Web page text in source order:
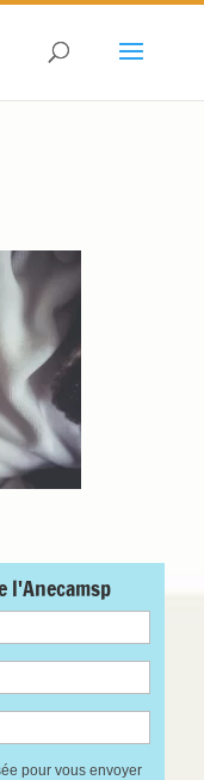
l'Anecamsp
pour vous envoyer